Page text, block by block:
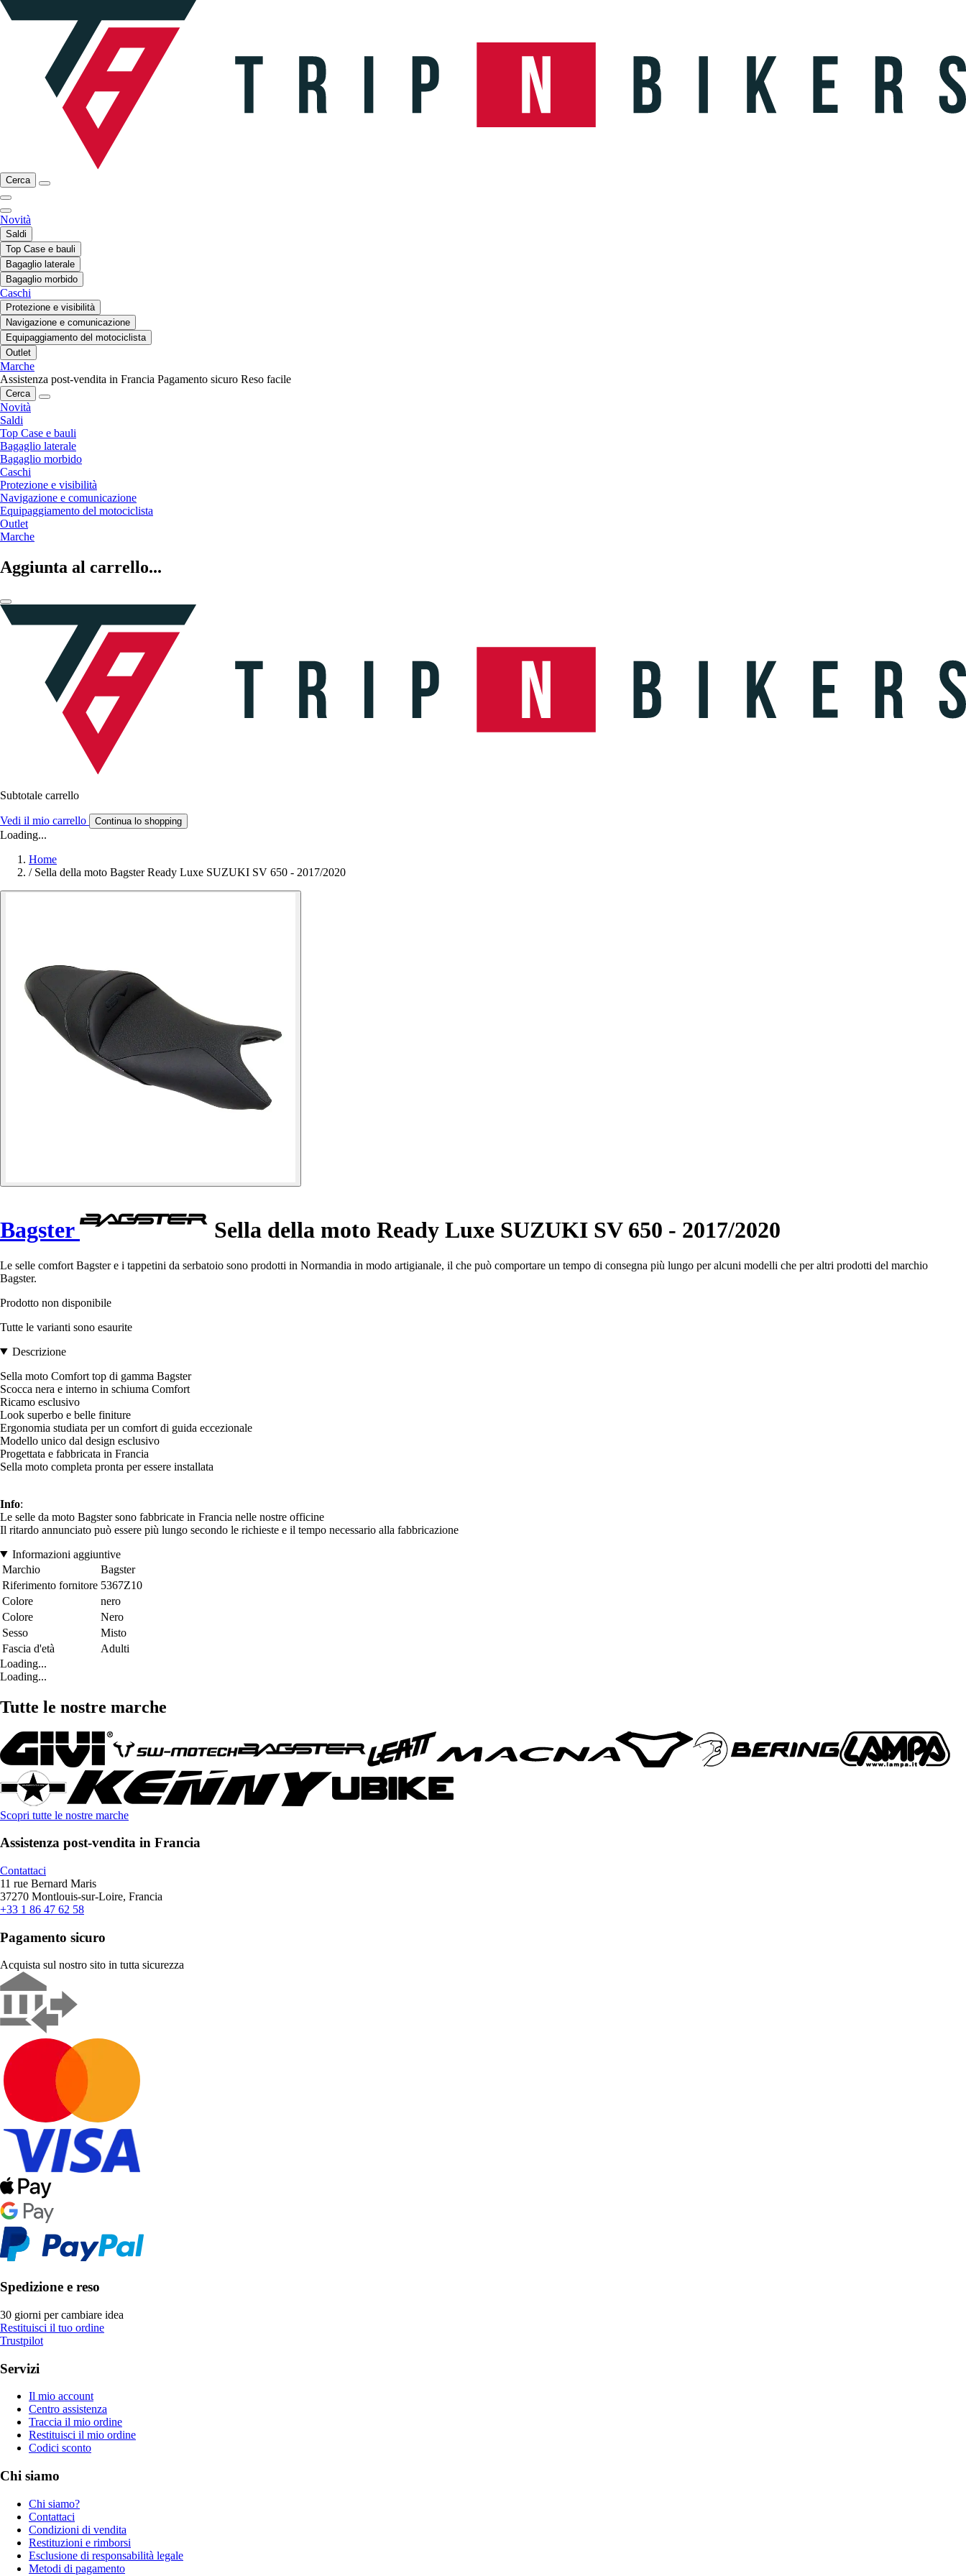
Cerca
Novità
Saldi
Top Case e bauli
Bagaglio laterale
Bagaglio morbido
Caschi
Protezione e visibilità
Navigazione e comunicazione
Equipaggiamento del motociclista
Outlet
Marche
Assistenza post-vendita in Francia Pagamento sicuro Reso facile
Cerca
Novità
Saldi
Top Case e bauli
Bagaglio laterale
Bagaglio morbido
Caschi
Protezione e visibilità
Navigazione e comunicazione
Equipaggiamento del motociclista
Outlet
Marche
Aggiunta al carrello...
Subtotale carrello
Vedi il mio carrello Continua lo shopping
Loading...
Home
/ Sella della moto Bagster Ready Luxe SUZUKI SV 650 - 2017/2020
Bagster Sella della moto Ready Luxe SUZUKI SV 650 - 2017/2020
Le selle comfort Bagster e i tappetini da serbatoio sono prodotti in Normandia in modo artigianale, il che può comportare un tempo di consegna più lungo per alcuni modelli che per altri prodotti del marchio
Bagster.
Prodotto non disponibile
Tutte le varianti sono esaurite
Descrizione
Sella moto Comfort top di gamma Bagster
Scocca nera e interno in schiuma Comfort
Ricamo esclusivo
Look superbo e belle finiture
Ergonomia studiata per un comfort di guida eccezionale
Modello unico dal design esclusivo
Progettata e fabbricata in Francia
Sella moto completa pronta per essere installata
Info:
Le selle da moto Bagster sono fabbricate in Francia nelle nostre officine
Il ritardo annunciato può essere più lungo secondo le richieste e il tempo necessario alla fabbricazione
Informazioni aggiuntive
Marchio
Bagster
Riferimento fornitore 5367Z10
Colore
nero
Colore
Nero
Sesso
Misto
Fascia d'età
Adulti
Loading...
Loading...
Tutte le nostre marche
Scopri tutte le nostre marche
Assistenza post-vendita in Francia
Contattaci
11 rue Bernard Maris
37270 Montlouis-sur-Loire, Francia
+33 1 86 47 62 58
Pagamento sicuro
Acquista sul nostro sito in tutta sicurezza
Spedizione e reso
30 giorni per cambiare idea
Restituisci il tuo ordine
Trustpilot
Servizi
Il mio account
Centro assistenza
Traccia il mio ordine
Restituisci il mio ordine
Codici sconto
Chi siamo
Chi siamo?
Contattaci
Condizioni di vendita
Restituzioni e rimborsi
Esclusione di responsabilità legale
Metodi di pagamento